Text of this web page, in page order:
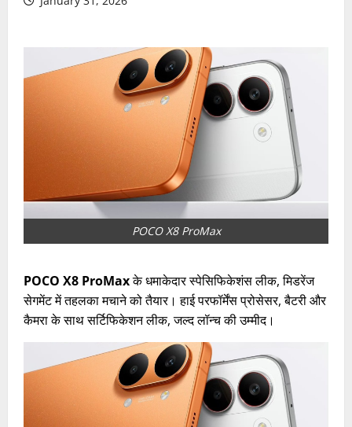
POCO X8 ProMax
POCO X8 ProMaxके धमाकेदार स्पेसिफिकेशंस लीक, मिडरेंज
सेगमेंट में तहलका मचाने को तैयार। हाई परफॉर्मेंस प्रोसेसर, बैटरी और
कैमरा के साथ सर्टिफिकेशन लीक, जल्द लॉन्च की उम्मीद।